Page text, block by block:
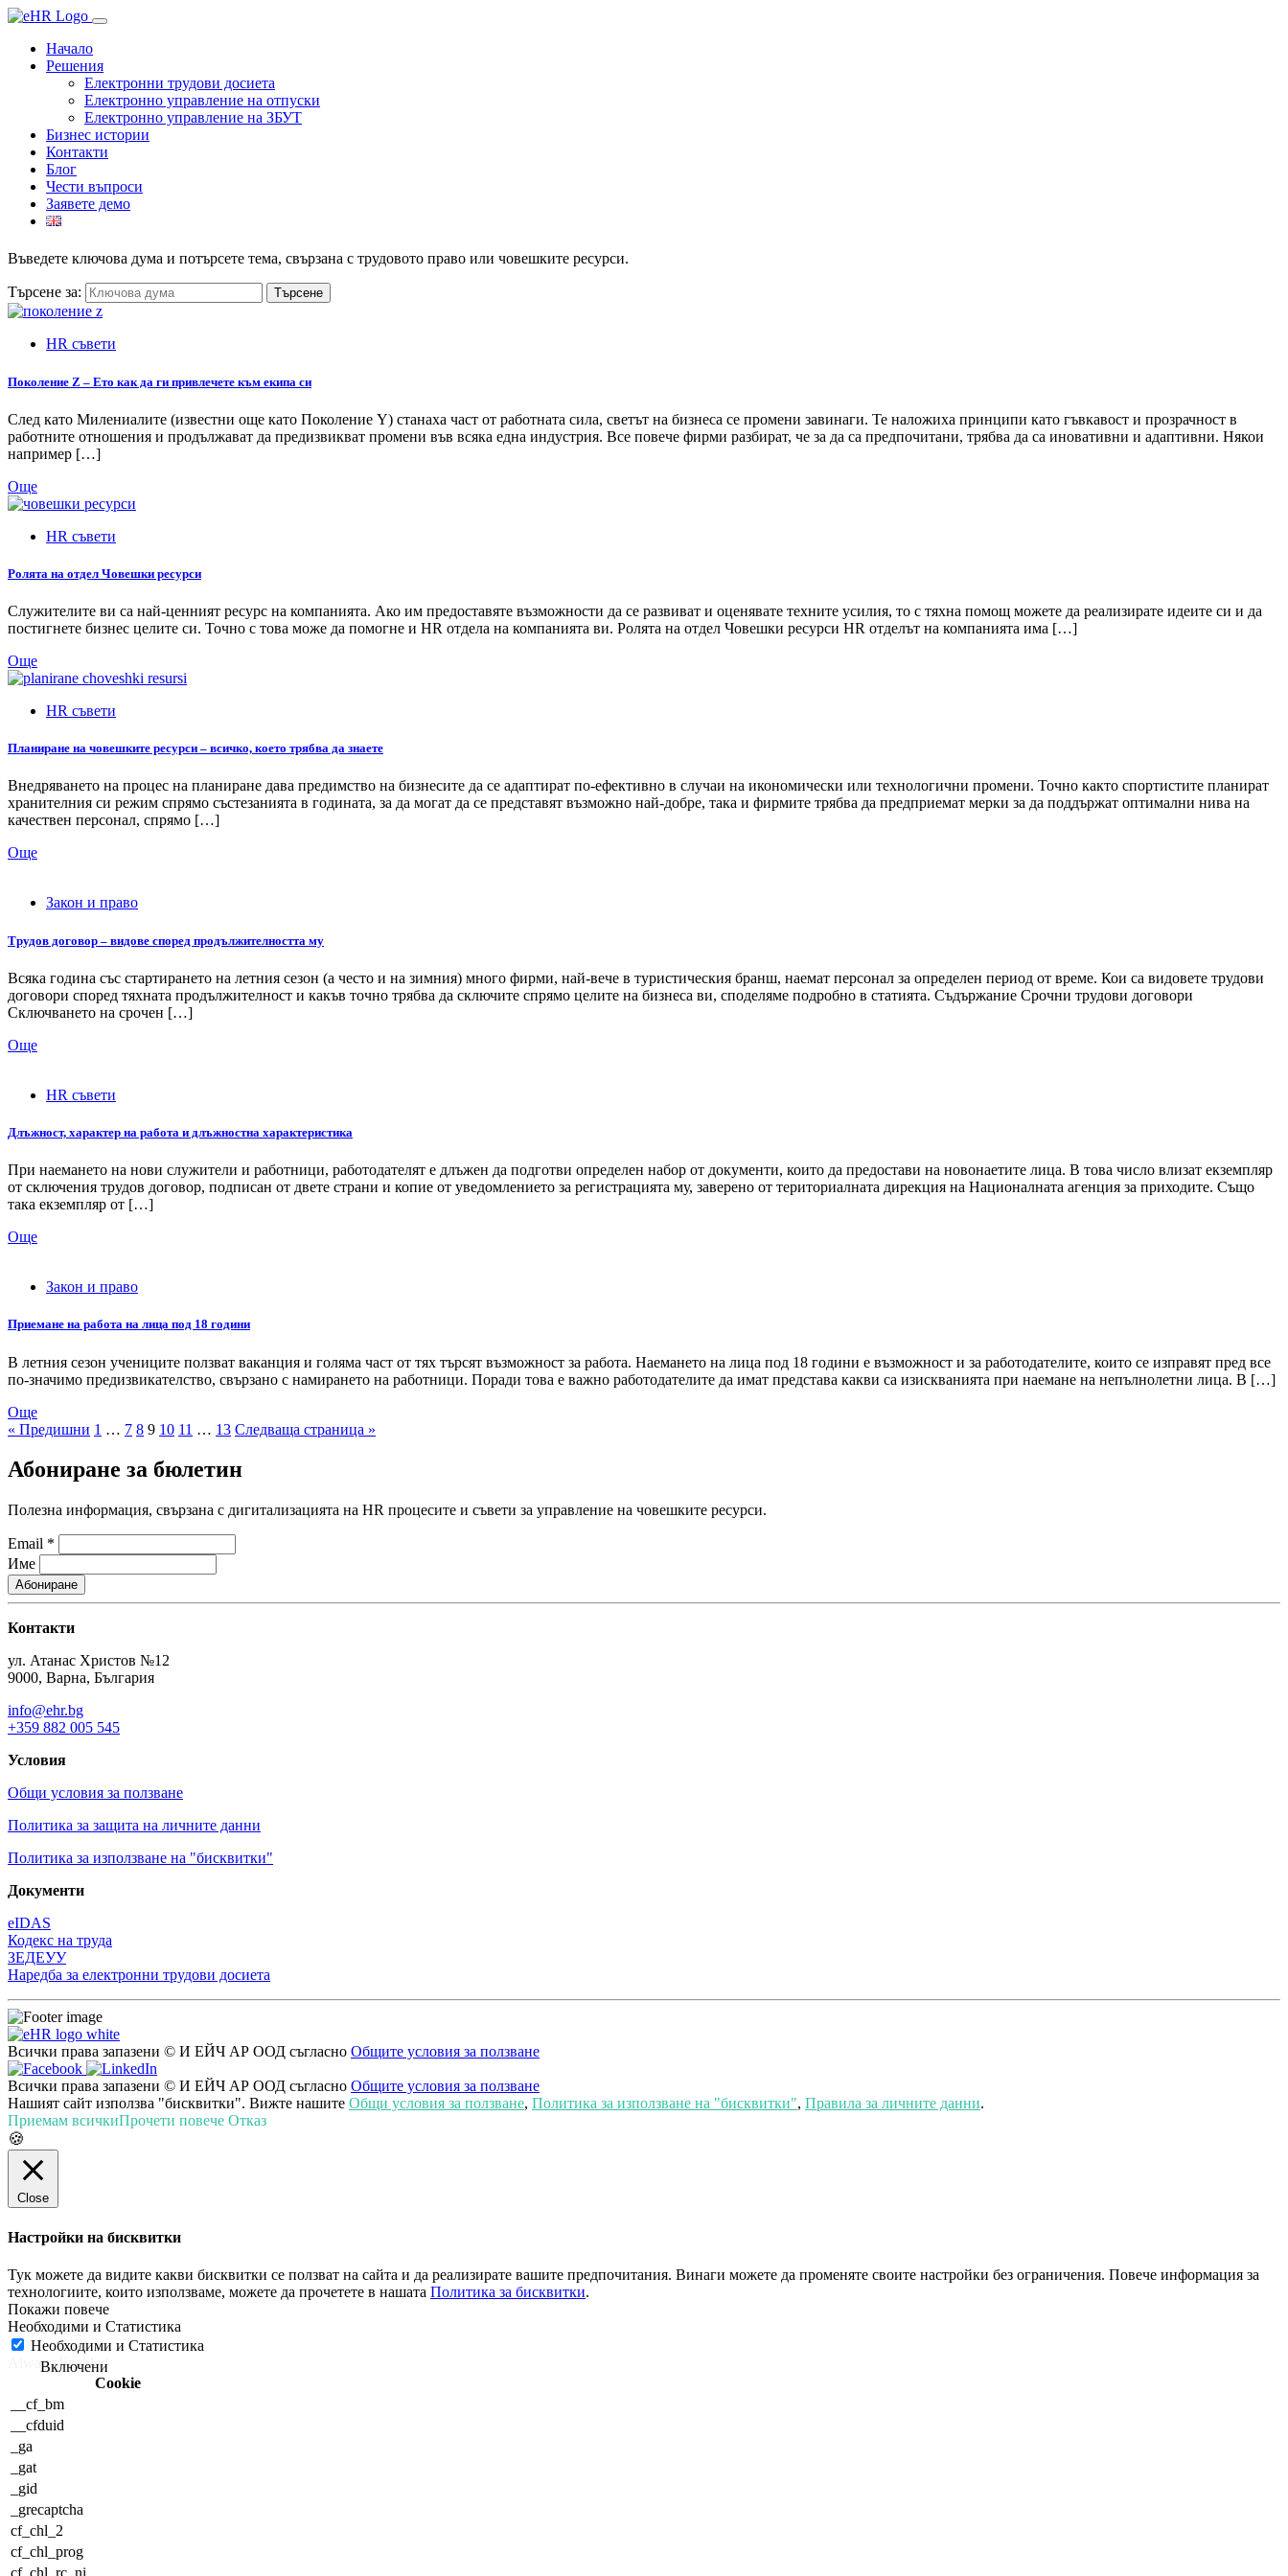
Начало
Решения
Електронни трудови досиета
Електронно управление на отпуски
Електронно управление на ЗБУТ
Бизнес истории
Контакти
Блог
Чести въпроси
Заявете демо
Въведете ключова дума и потърсете тема, свързана с трудовото право или човешките ресурси.
Търсене за:
HR съвети
Поколение Z – Ето как да ги привлечете към екипа си
След като Милениалите (известни още като Поколение Y) станаха част от работната сила, светът на бизнеса се промени завинаги. Те наложиха принципи като гъвкавост и прозрачност в
работните отношения и продължават да предизвикват промени във всяка една индустрия. Все повече фирми разбират, че за да са предпочитани, трябва да са иновативни и адаптивни. Някои
например […]
Още
HR съвети
Ролята на отдел Човешки ресурси
Служителите ви са най-ценният ресурс на компанията. Ако им предоставяте възможности да се развиват и оценявате техните усилия, то с тяхна помощ можете да реализирате идеите си и да
постигнете бизнес целите си. Точно с това може да помогне и HR отдела на компанията ви. Ролята на отдел Човешки ресурси HR отделът на компанията има […]
Още
HR съвети
Планиране на човешките ресурси – всичко, което трябва да знаете
Внедряването на процес на планиране дава предимство на бизнесите да се адаптират по-ефективно в случаи на икономически или технологични промени. Точно както спортистите планират
хранителния си режим спрямо състезанията в годината, за да могат да се представят възможно най-добре, така и фирмите трябва да предприемат мерки за да поддържат оптимални нива на
качествен персонал, спрямо […]
Още
Закон и право
Tрудов договор – видове според продължителността му
Всяка година със стартирането на летния сезон (а често и на зимния) много фирми, най-вече в туристическия бранш, наемат персонал за определен период от време. Кои са видовете трудови
договори според тяхната продължителност и какъв точно трябва да сключите спрямо целите на бизнеса ви, споделяме подробно в статията. Съдържание Срочни трудови договори
Сключването на срочен […]
Още
HR съвети
Длъжност, характер на работа и длъжностна характеристика
При наемането на нови служители и работници, работодателят е длъжен да подготви определен набор от документи, които да предостави на новонаетите лица. В това число влизат екземпляр
от сключения трудов договор, подписан от двете страни и копие от уведомлението за регистрацията му, заверено от териториалната дирекция на Националната агенция за приходите. Също
така екземпляр от […]
Още
Закон и право
Приемане на работа на лица под 18 години
В летния сезон учениците ползват ваканция и голяма част от тях търсят възможност за работа. Наемането на лица под 18 години е възможност и за работодателите, които се изправят пред все
по-значимо предизвикателство, свързано с намирането на работници. Поради това е важно работодателите да имат представа какви са изискванията при наемане на непълнолетни лица. В […]
Още
« Предишни 1 … 7 8 9 10 11 … 13 Следваща страница »
Абониране за бюлетин
Полезна информация, свързана с дигитализацията на HR процесите и съвети за управление на човешките ресурси.
Email *
Име
Контакти
ул. Атанас Христов №12
9000, Варна, България
info@ehr.bg
+359 882 005 545
Условия
Общи условия за ползване
Политика за защита на личните данни
Политика за използване на "бисквитки"
Документи
eIDAS
Кодекс на труда
ЗЕДЕУУ
Наредба за електронни трудови досиета
Всички права запазени © И ЕЙЧ АР ООД съгласно Общите условия за ползване
Всички права запазени © И ЕЙЧ АР ООД съгласно Общите условия за ползване
Нашият сайт използва "бисквитки". Вижте нашите Общи условия за ползване, Политика за използване на "бисквитки", Правила за личните данни.
Приемам всичкиПрочети повече Отказ
🍪
Close
Настройки на бисквитки
Тук можете да видите какви бисквитки се ползват на сайта и да реализирате вашите предпочитания. Винаги можете да променяте своите настройки без ограничения. Повече информация за
технологиите, които използваме, можете да прочетете в нашата Политика за бисквитки.
Необходими и Статистика
Необходими и Статистика
Always Enabled
Cookie
__cf_bm
__cfduid
_ga
_gat
_gid
_grecaptcha
cf_chl_2
cf_chl_prog
cf_chl_rc_ni